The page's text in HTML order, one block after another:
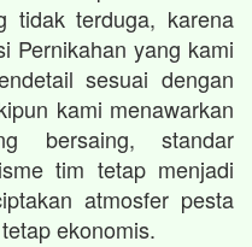
tidak terduga, karena
Pernikahan yang kami
sesuai dengan
kami menawarkan
bersaing, standar
tim tetap menjadi
atmosfer pesta
ekonomis.